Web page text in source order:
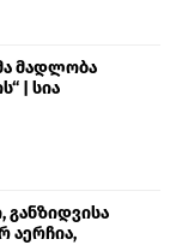
მადლობა
| სია
განზიდვისა
აერჩია,